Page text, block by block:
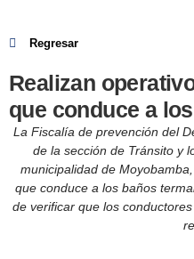
Regresar
Realizan
que conduce a
La Fiscalía de prevención del
de la sección de Tránsito y
municipalidad de
que conduce a los baños
de verificar que los